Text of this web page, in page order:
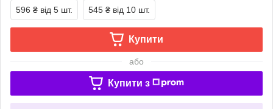
596 ₴ від 5 шт. 545 ₴ від 10 шт.
Купити
або
Купити з